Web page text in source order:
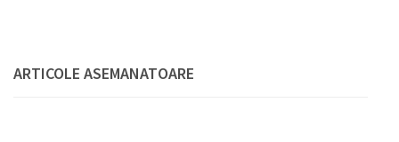
ARTICOLE ASEMANATOARE